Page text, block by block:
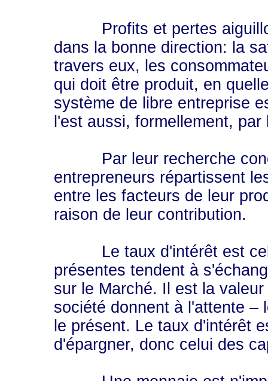
Profits et pertes
dans la bonne direction: la
travers eux, les
qui doit être produit, en
système de libre entreprise
l'est aussi, formellement,
Par leur recherche
entrepreneurs répartissent
entre les facteurs de leur
raison de leur contribution.
Le taux d'intérêt est
présentes tendent à
sur le Marché. Il est la
société donnent à l'attente –
le présent. Le taux d'intérêt
d'épargner, donc celui des